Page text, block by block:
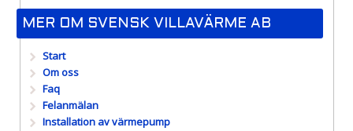
MER OM SVENSK VILLAVÄRME AB
Start
Om oss
Faq
Felanmälan
Installation av värmepump